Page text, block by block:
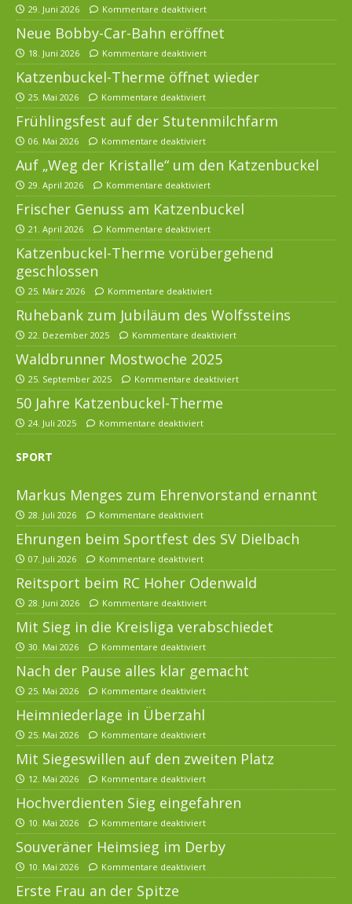
29. Juni 2026 Kommentare deaktiviert
Neue Bobby-Car-Bahn eröffnet
18. Juni 2026 Kommentare deaktiviert
Katzenbuckel-Therme öffnet wieder
25. Mai 2026 Kommentare deaktiviert
Frühlingsfest auf der Stutenmilchfarm
06. Mai 2026 Kommentare deaktiviert
Auf „Weg der Kristalle“ um den Katzenbuckel
29. April 2026 Kommentare deaktiviert
Frischer Genuss am Katzenbuckel
21. April 2026 Kommentare deaktiviert
Katzenbuckel-Therme vorübergehend
geschlossen
25. März 2026 Kommentare deaktiviert
Ruhebank zum Jubiläum des Wolfssteins
22. Dezember 2025 Kommentare deaktiviert
Waldbrunner Mostwoche 2025
25. September 2025 Kommentare deaktiviert
50 Jahre Katzenbuckel-Therme
24. Juli 2025 Kommentare deaktiviert
SPORT
Markus Menges zum Ehrenvorstand ernannt
28. Juli 2026 Kommentare deaktiviert
Ehrungen beim Sportfest des SV Dielbach
07. Juli 2026 Kommentare deaktiviert
Reitsport beim RC Hoher Odenwald
28. Juni 2026 Kommentare deaktiviert
Mit Sieg in die Kreisliga verabschiedet
30. Mai 2026 Kommentare deaktiviert
Nach der Pause alles klar gemacht
25. Mai 2026 Kommentare deaktiviert
Heimniederlage in Überzahl
25. Mai 2026 Kommentare deaktiviert
Mit Siegeswillen auf den zweiten Platz
12. Mai 2026 Kommentare deaktiviert
Hochverdienten Sieg eingefahren
10. Mai 2026 Kommentare deaktiviert
Souveräner Heimsieg im Derby
10. Mai 2026 Kommentare deaktiviert
Erste Frau an der Spitze